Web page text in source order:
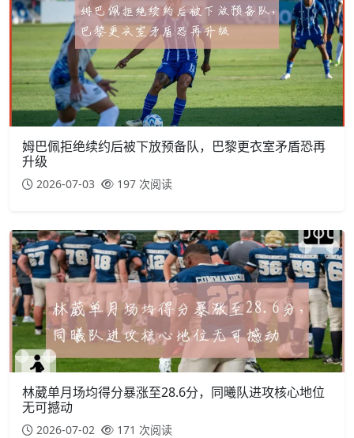
姆巴佩拒绝续约后被下放预备队，巴黎更衣室矛盾恐再
升级
2026-07-03 197 次阅读
林葳单月场均得分暴涨至28.6分，同曦队进攻核心地位
无可撼动
2026-07-02 171 次阅读